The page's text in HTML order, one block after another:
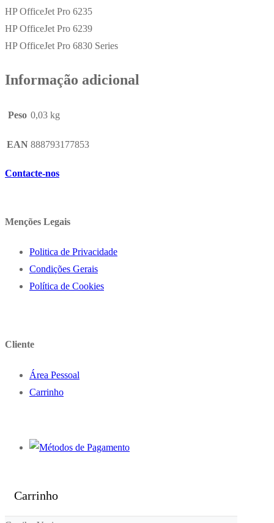
HP OfficeJet Pro 6235
HP OfficeJet Pro 6239
HP OfficeJet Pro 6830 Series
Informação adicional
Peso 0,03 kg
EAN 888793177853
Contacte-nos
Menções Legais
Politica de Privacidade
Condições Gerais
Política de Cookies
Cliente
Área Pessoal
Carrinho
Carrinho